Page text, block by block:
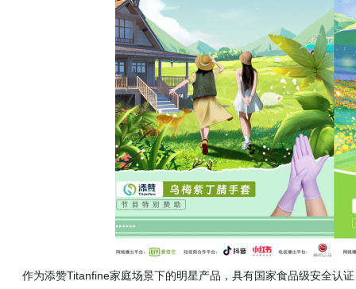
作为添赞Titanfine家庭场景下的明星产品，具有国家食品级安全认